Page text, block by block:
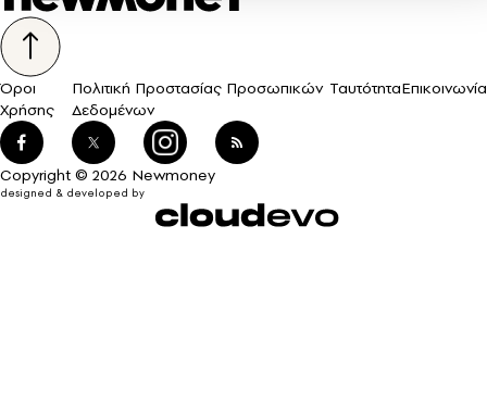
Όροι
Χρήσης
Πολιτική Προστασίας Προσωπικών
Δεδομένων
ΤαυτότηταΕπικοινωνία
Copyright © 2026 Newmoney
designed & developed by